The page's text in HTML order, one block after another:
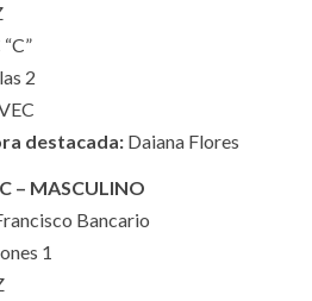
2
destacada: Daiana Flores
– MASCULINO
Bancario
1